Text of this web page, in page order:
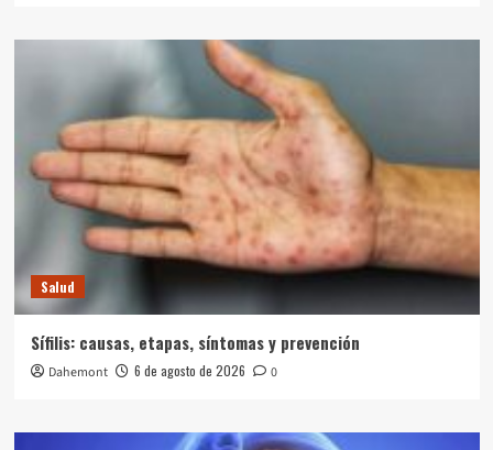
Salud
Sífilis: causas, etapas, síntomas y prevención
Dahemont 6 de agosto de 2026 0